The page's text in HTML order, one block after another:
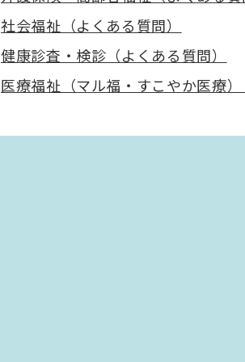
社会福祉（よくある質問）
健康診査・検診（よくある質問）
医療福祉（マル福・すこやか医療）